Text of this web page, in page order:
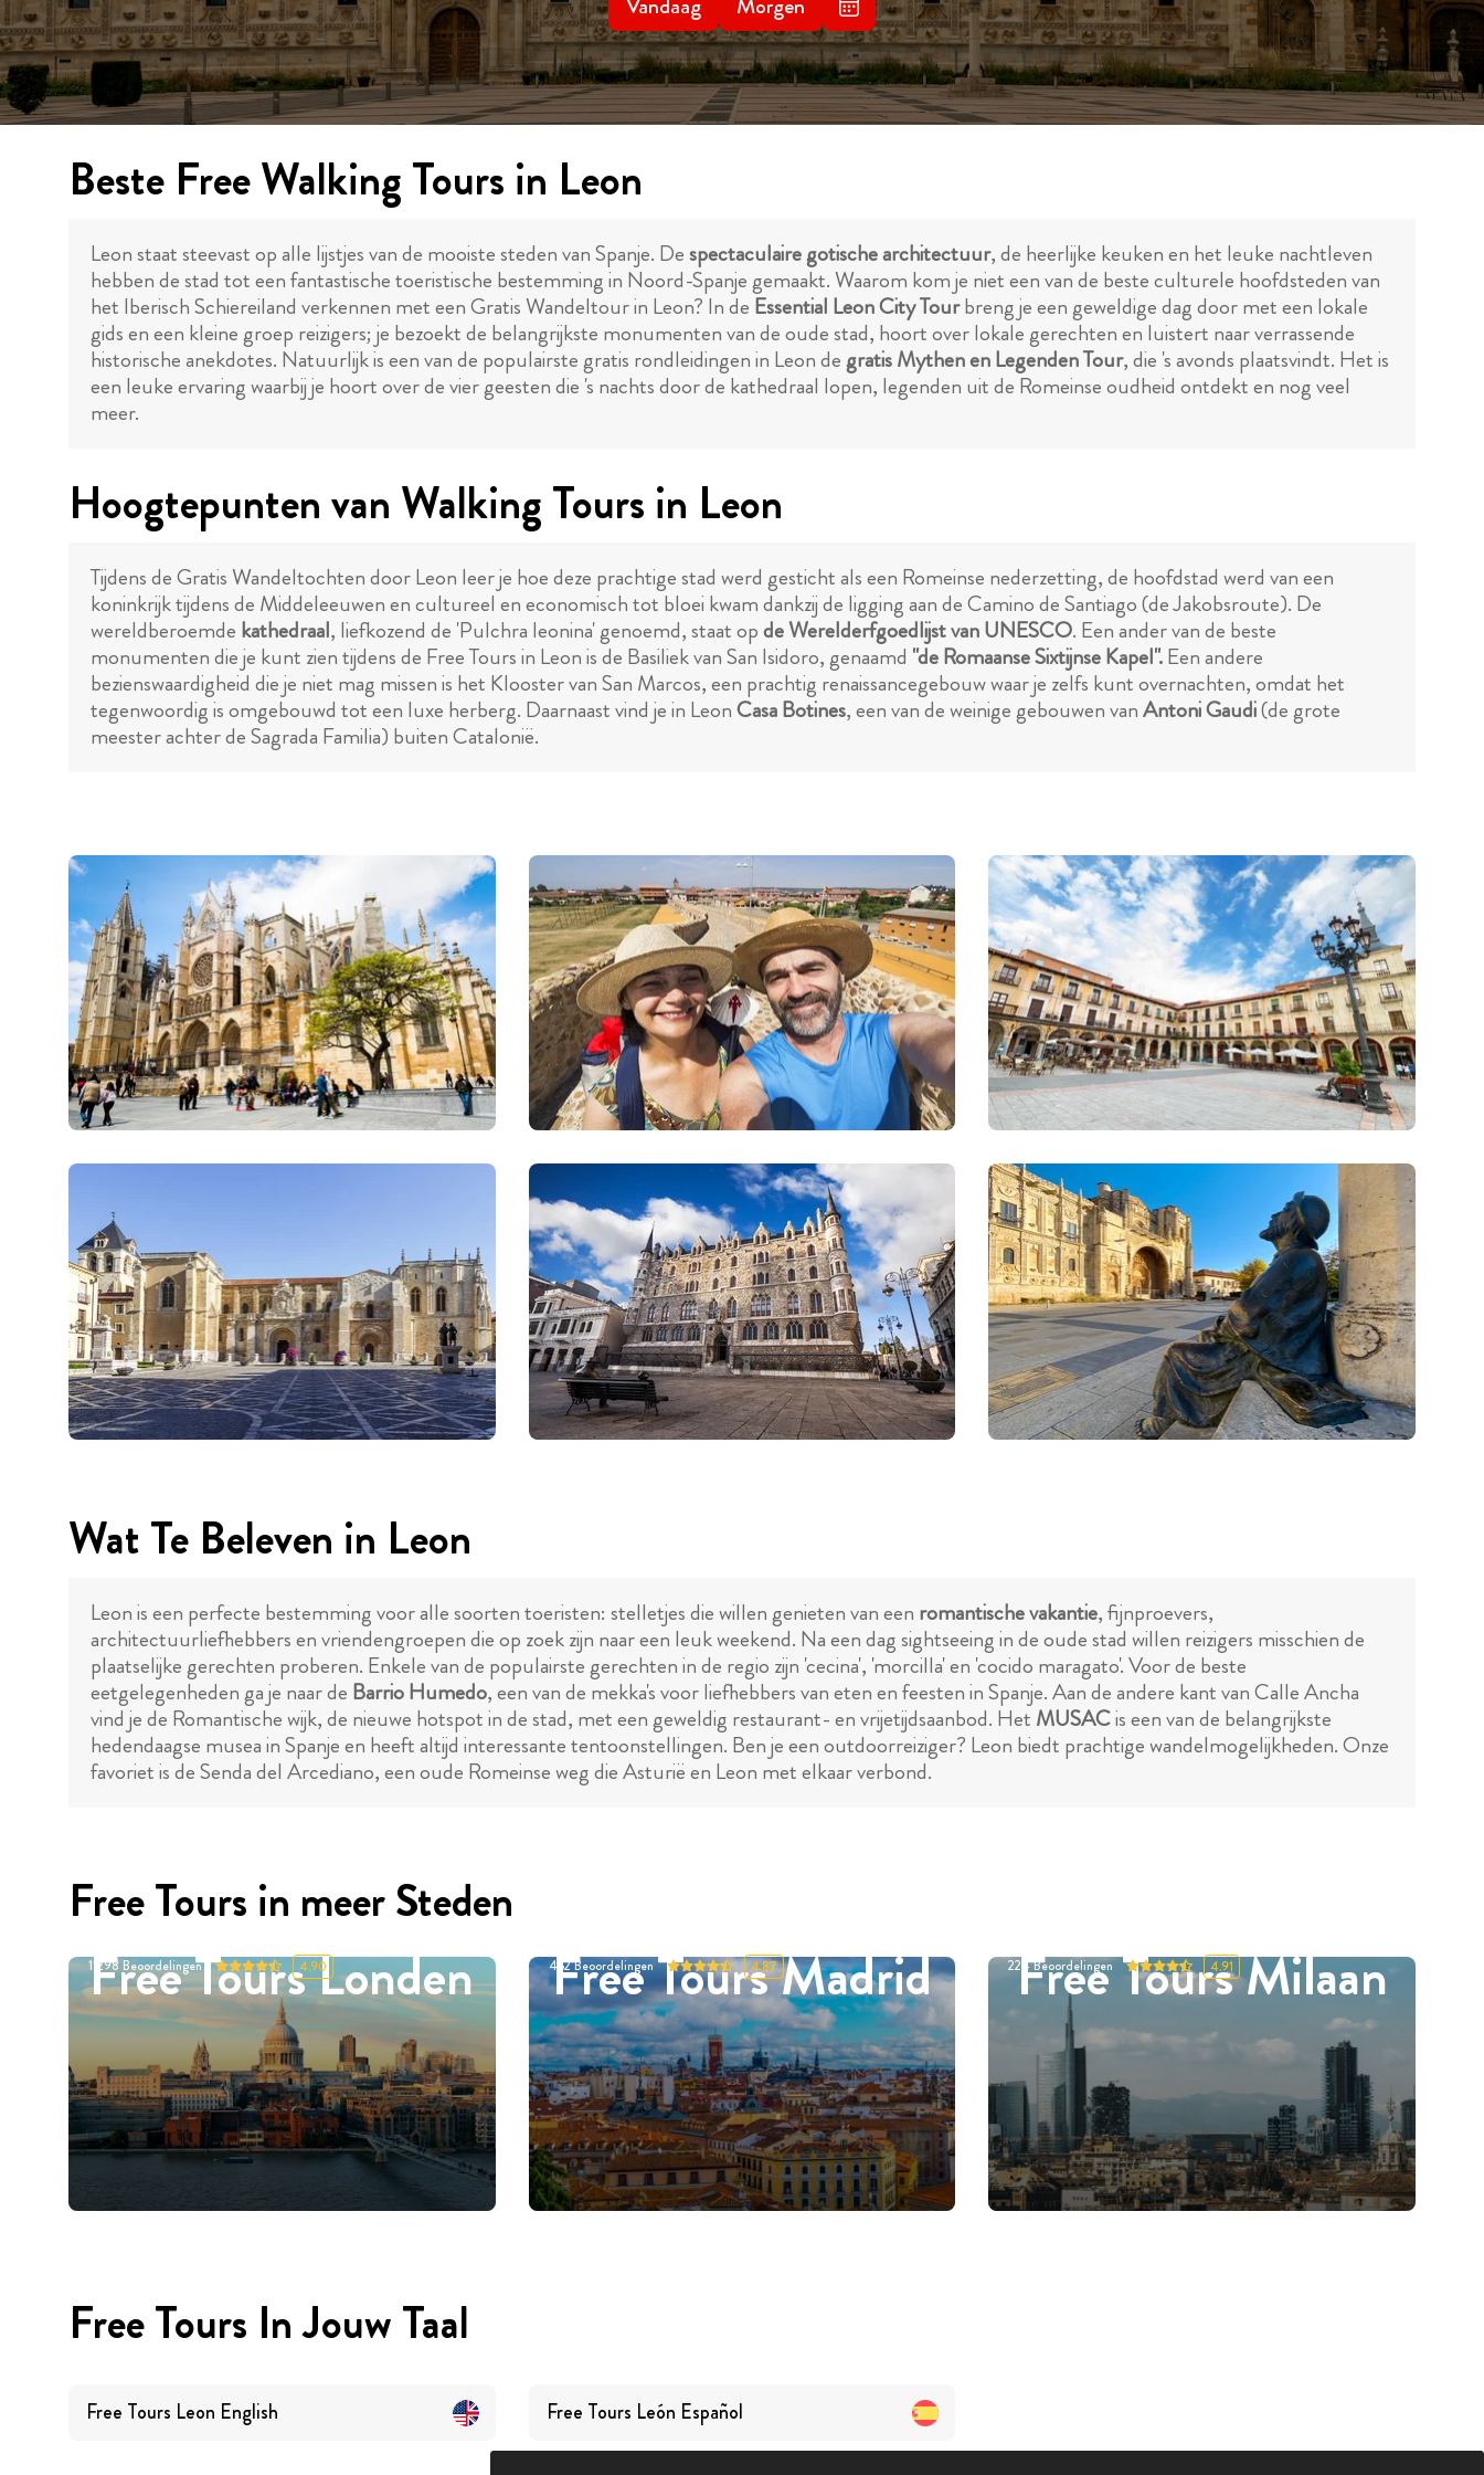
Beste Free Walking Tours in Leon
Leon staat steevast op alle lijstjes van de mooiste steden van Spanje. Despectaculaire gotische architectuur, de heerlijke keuken en het leuke nachtleven
hebben de stad tot een fantastische toeristische bestemming in Noord-Spanje gemaakt. Waarom kom je niet een van de beste culturele hoofdsteden van
het Iberisch Schiereiland verkennen met een Gratis Wandeltour in Leon? In de Essential Leon City Tourbreng je een geweldige dag door met een lokale
gids en een kleine groep reizigers; je bezoekt de belangrijkste monumenten van de oude stad, hoort over lokale gerechten en luistert naar verrassende
historische anekdotes. Natuurlijk is een van de populairste gratis rondleidingen in Leon degratis Mythen en Legenden Tour, die 's avonds plaatsvindt. Het is
een leuke ervaring waarbij je hoort over de vier geesten die 's nachts door de kathedraal lopen, legenden uit de Romeinse oudheid ontdekt en nog veel
meer.
Hoogtepunten van Walking Tours in Leon
Tijdens de Gratis Wandeltochten door Leon leer je hoe deze prachtige stad werd gesticht als een Romeinse nederzetting, de hoofdstad werd van een
koninkrijk tijdens de Middeleeuwen en cultureel en economisch tot bloei kwam dankzij de ligging aan de Camino de Santiago (de Jakobsroute). De
wereldberoemde kathedraal, liefkozend de 'Pulchra leonina' genoemd, staat opde Werelderfgoedlijst van UNESCO. Een ander van de beste
monumenten die je kunt zien tijdens de Free Tours in Leon is de Basiliek van San Isidoro, genaamd "de Romaanse Sixtijnse Kapel".Een andere
bezienswaardigheid die je niet mag missen is het Klooster van San Marcos, een prachtig renaissancegebouw waar je zelfs kunt overnachten, omdat het
tegenwoordig is omgebouwd tot een luxe herberg. Daarnaast vind je in LeonCasa Botines, een van de weinige gebouwen vanAntoni Gaudi(de grote
meester achter de Sagrada Familia) buiten Catalonië.
Wat Te Beleven in Leon
Leon is een perfecte bestemming voor alle soorten toeristen: stelletjes die willen genieten van een romantische vakantie, fijnproevers,
architectuurliefhebbers en vriendengroepen die op zoek zijn naar een leuk weekend. Na een dag sightseeing in de oude stad willen reizigers misschien de
plaatselijke gerechten proberen. Enkele van de populairste gerechten in de regio zijn 'cecina', 'morcilla' en 'cocido maragato'. Voor de beste
eetgelegenheden ga je naar de Barrio Humedo, een van de mekka's voor liefhebbers van eten en feesten in Spanje. Aan de andere kant van Calle Ancha
vind je de Romantische wijk, de nieuwe hotspot in de stad, met een geweldig restaurant- en vrijetijdsaanbod. Het MUSACis een van de belangrijkste
hedendaagse musea in Spanje en heeft altijd interessante tentoonstellingen. Ben je een outdoorreiziger? Leon biedt prachtige wandelmogelijkheden. Onze
favoriet is de Senda del Arcediano, een oude Romeinse weg die Asturië en Leon met elkaar verbond.
Free Tours in meer Steden
Free Tours Londen
11298 Beoordelingen 4.90 Free Tours Madrid
452Beoordelingen 4.87 Free Tours Milaan
224Beoordelingen 4.91
Free Tours In Jouw Taal
Free Tours Leon English Free Tours León Español